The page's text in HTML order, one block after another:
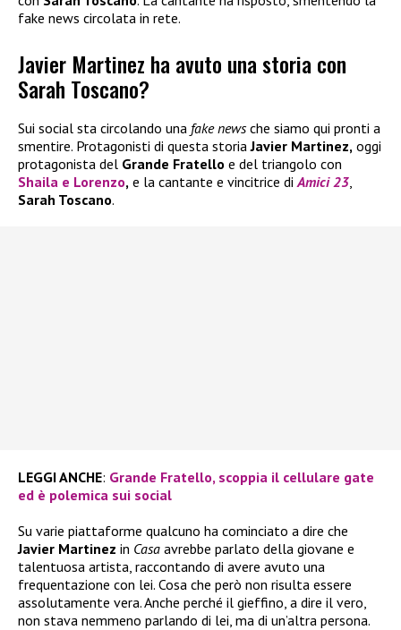
fake news circolata in rete.
Javier Martinez ha avuto una storia con
Sarah Toscano?
Sui social sta circolando una fake newsche siamo qui pronti a
smentire. Protagonisti di questa storiaJavier Martinez, oggi
protagonista del Grande Fratello e del triangolo con
Shaila e Lorenzo, e la cantante e vincitrice di Amici 23
Sarah Toscano.
LEGGI ANCHE: Grande Fratello, scoppia il cellulare gate
ed è polemica sui social
Su varie piattaforme qualcuno ha cominciato a dire che
Javier Martinez in Casa avrebbe parlato della giovane e
talentuosa artista, raccontando di avere avuto una
frequentazione con lei. Cosa che però non risulta essere
assolutamente vera. Anche perché il gieffino, a dire il vero,
non stava nemmeno parlando di lei, ma di un’altra persona.